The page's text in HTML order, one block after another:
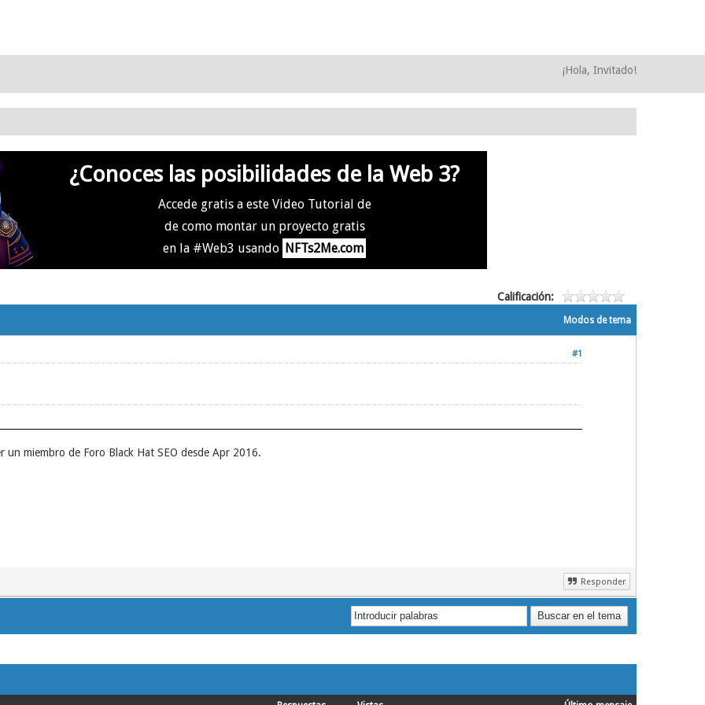
¡Hola, Invitado!
¿Conoces las posibilidades de la Web 3?
Accede gratis a este Video Tutorial de
de como montar un proyecto gratis
en la #Web3 usando NFTs2Me.com
Calificación:
Modos de tema
#1
un miembro de Foro Black Hat SEO desde Apr 2016.
Responder